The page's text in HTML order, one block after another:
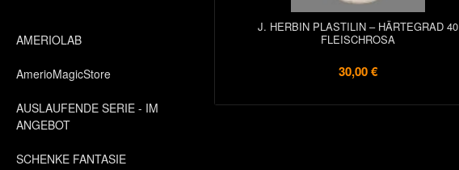
AMERIOLAB
AmerioMagicStore
AUSLAUFENDE SERIE - IM
ANGEBOT
SCHENKE FANTASIE
J. HERBIN PLASTILIN – HÄRTEGRAD 40
FLEISCHROSA
30,00 €